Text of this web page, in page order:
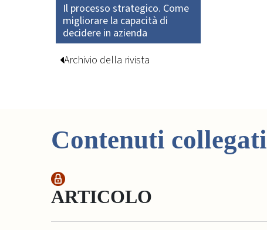
Il processo strategico. Come
migliorare la capacità di
decidere in azienda
Archivio della rivista
Contenuti collegati
ARTICOLO